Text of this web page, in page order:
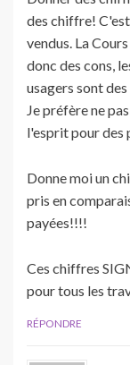
des chiffre!
vendus. La
donc des cons,
usagers sont
Je préfère ne
l'esprit pour des
Donne moi un
pris en
payées!!!!
Ces chiffres
pour tous les
RÉPONDRE